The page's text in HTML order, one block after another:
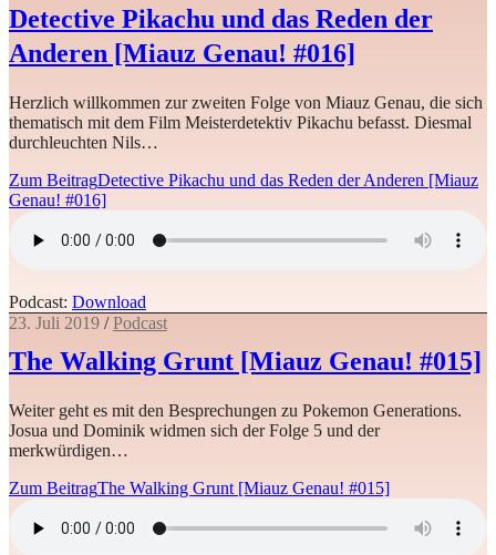
Detective Pikachu und das Reden der
Anderen [Miauz Genau! #016]
Herzlich willkommen zur zweiten Folge von Miauz Genau, die sich
thematisch mit dem Film Meisterdetektiv Pikachu befasst. Diesmal
durchleuchten Nils…
Zum BeitragDetective Pikachu und das Reden der Anderen [Miauz
Genau! #016]
Podcast: Download
23. Juli 2019 /Podcast
The Walking Grunt [Miauz Genau! #015]
Weiter geht es mit den Besprechungen zu Pokemon Generations.
Josua und Dominik widmen sich der Folge 5 und der
merkwürdigen…
Zum BeitragThe Walking Grunt [Miauz Genau! #015]